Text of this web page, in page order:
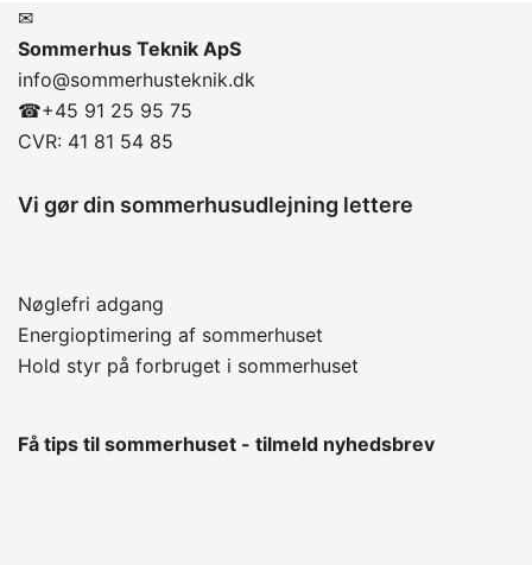
✉
Sommerhus Teknik ApS
info@sommerhusteknik.dk
☎+45 91 25 95 75
CVR: 41 81 54 85
Vi gør din sommerhusudlejning lettere
Nøglefri adgang
Energioptimering af sommerhuset
Hold styr på forbruget i sommerhuset
Få tips til sommerhuset - tilmeld nyhedsbrev